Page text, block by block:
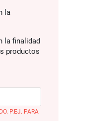
la
la finalidad
productos
P.EJ. PARA